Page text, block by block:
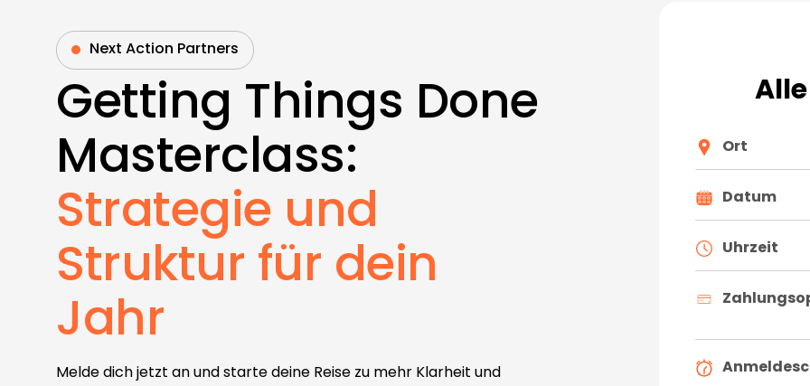
Next Action Partners
Getting Things Done
Masterclass:
Strategie und
Struktur für dein
Jahr
Melde dich jetzt an und starte deine Reise zu mehr Klarheit und
Ort
Datum
Uhrzeit